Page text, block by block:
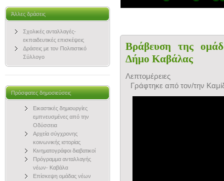
Άλλες δράσεις
Σχολικές ανταλλαγές-
εκπαιδευτικές επισκέψεις
Δράσεις με τον Πολιτιστικό
Σύλλογο
Πρόσφατες δημοσιεύσεις
Εικαστικές δημιουργίες
εμπνευσμένες από την
Οδύσσεια
Αρχεία σύγχρονης
κοινωνικής ιστορίας
Κινηματογράφοι διαβατικοί
Πρόγραμμα ανταλλαγής
νέων- Καβάλα
Επίσκεψη ομάδας νέων
Βράβευση της
Δήμο Καβάλας
Λεπτομέρειες
Γράφτηκε από τον/την